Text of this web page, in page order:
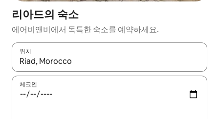
리아드의 숙소
에어비앤비에서 독특한 숙소를 예약하세요.
위치
결과가 나오면 위·아래 화살표 키를 사용하거나 터치 또는 스와이
체크인